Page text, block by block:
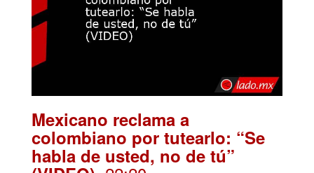
Mexicano reclama a
colombiano por tutearlo: “Se
habla de usted, no de tú”